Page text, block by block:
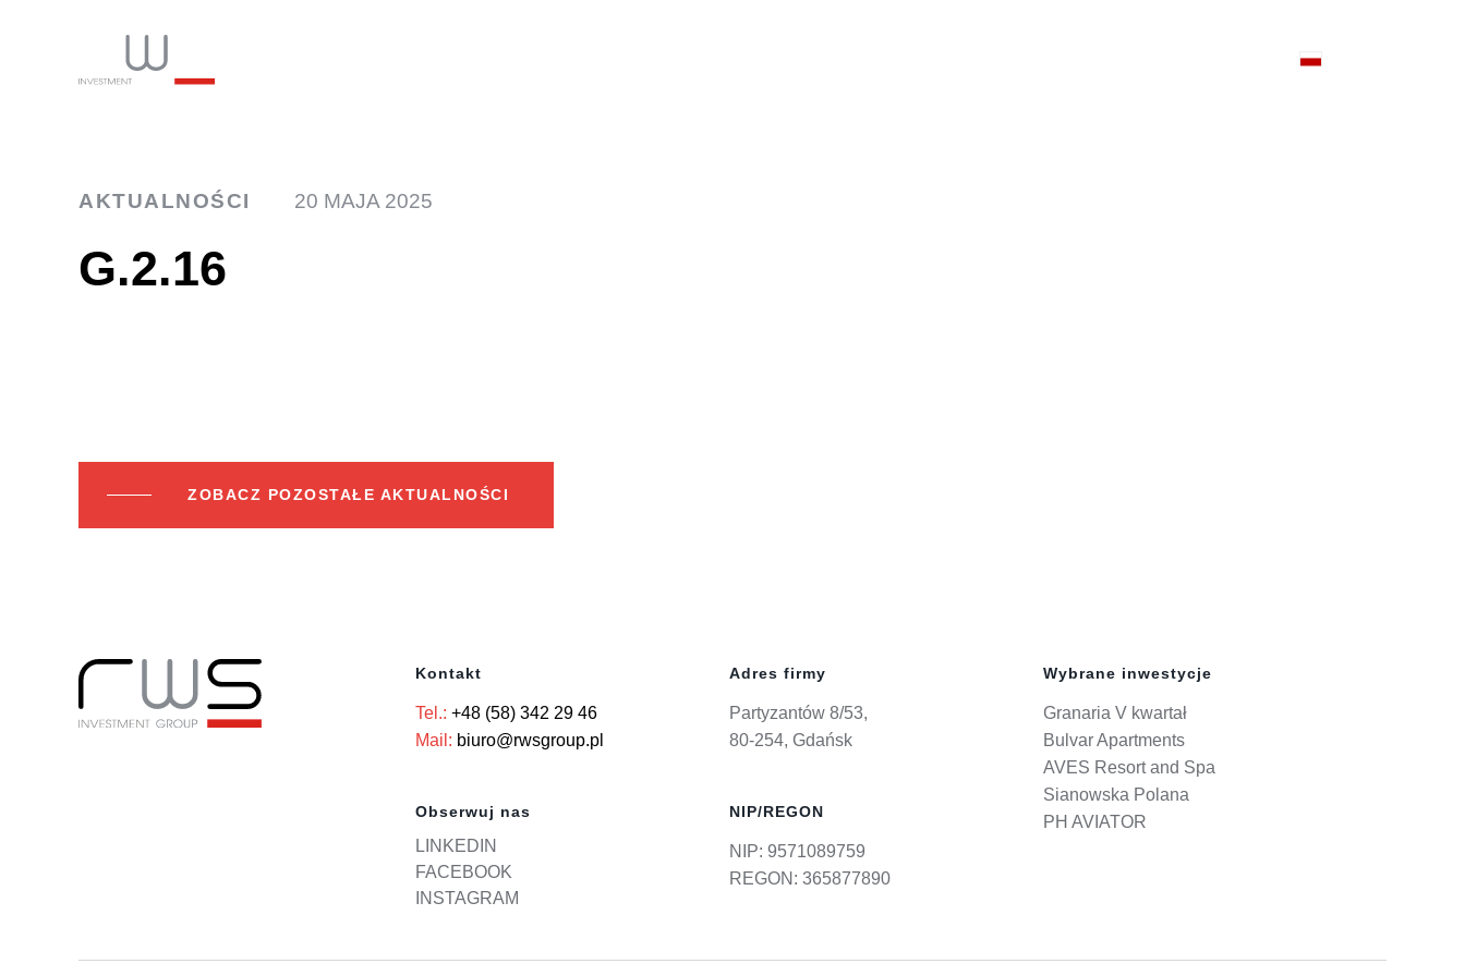
AKTUALNOŚCI 20 MAJA 2025
G.2.16
ZOBACZ POZOSTAŁE AKTUALNOŚCI
Kontakt
Tel.: +48 (58) 342 29 46
Mail: biuro@rwsgroup.pl
Obserwuj nas
LINKEDIN
FACEBOOK
INSTAGRAM
Adres firmy
Partyzantów 8/53,
80-254, Gdańsk
NIP/REGON
NIP: 9571089759
REGON: 365877890
Wybrane inwestycje
Granaria V kwartał
Bulvar Apartments
AVES Resort and Spa
Sianowska Polana
PH AVIATOR